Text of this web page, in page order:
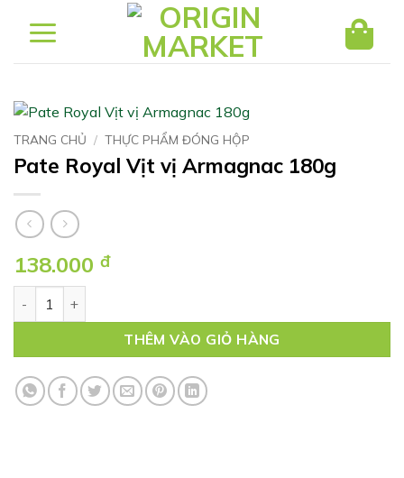
TRANG CHỦ / THỰC PHẨM ĐÓNG HỘP
Pate Royal Vịt vị Armagnac 180g
138.000 đ
THÊM VÀO GIỎ HÀNG